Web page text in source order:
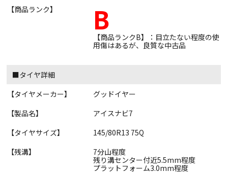
【商品ランク】 B
【商品ランクB】：目立たない程度の使
用傷はあるが、良質な中古品
■タイヤ詳細
【タイヤメーカー】
グッドイヤー
【製品名】
アイスナビ7
【タイヤサイズ】
145/80R13 75Q
【残溝】
7分山程度
残り溝センター付近5.5mm程度
プラットフォーム3.0mm程度